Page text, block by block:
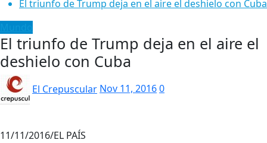
El triunfo de Trump deja en el aire el deshielo con Cuba
El triunfo de Trump deja en el aire el
deshielo con Cuba
El Crepuscular Nov 11, 20160
11/11/2016/EL PAÍS